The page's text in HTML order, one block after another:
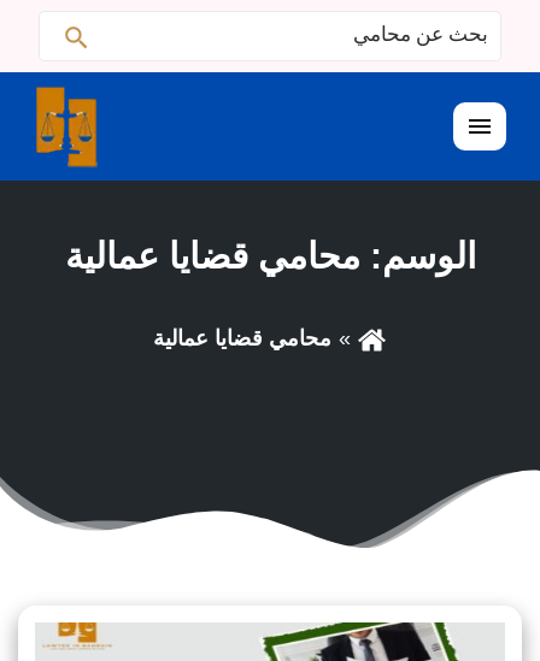
البحث
عن:
القائمة
الوسم: محامي قضايا عمالية
محامي قضايا عمالية